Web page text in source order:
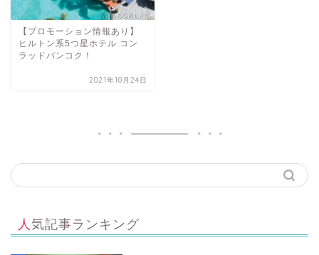
【プロモーション情報あり】
ヒルトン系5つ星ホテル コン
ラッドバンコク！
2021年10月24日
人気記事ランキング